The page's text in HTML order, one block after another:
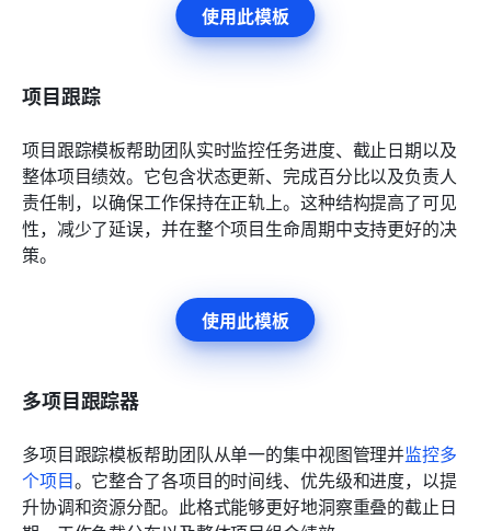
使用此模板
项目跟踪
项目跟踪模板帮助团队实时监控任务进度、截止日期以及
整体项目绩效。它包含状态更新、完成百分比以及负责人
责任制，以确保工作保持在正轨上。这种结构提高了可见
性，减少了延误，并在整个项目生命周期中支持更好的决
策。
使用此模板
多项目跟踪器
多项目跟踪模板帮助团队从单一的集中视图管理并监控多
个项目。它整合了各项目的时间线、优先级和进度，以提
升协调和资源分配。此格式能够更好地洞察重叠的截止日